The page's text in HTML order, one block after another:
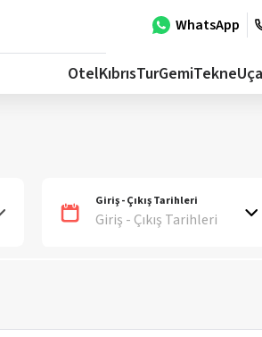
WhatsApp
OtelKıbrısTurGemiTekne
Giriş - Çıkış Tarihleri
Giriş - Çıkış Tarihleri